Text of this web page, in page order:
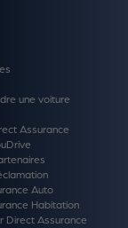
une voiture
Assurance
Auto
Habitation
Direct Assurance